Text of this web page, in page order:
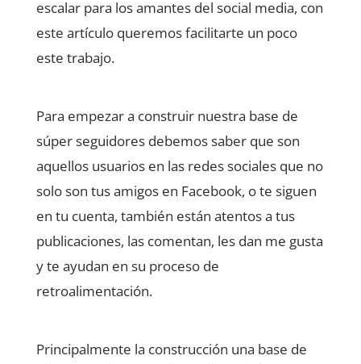
escalar para los amantes del social media, con
este artículo queremos facilitarte un poco
este trabajo.
Para empezar a construir nuestra base de
súper seguidores debemos saber que son
aquellos usuarios en las redes sociales que no
solo son tus amigos en Facebook, o te siguen
en tu cuenta, también están atentos a tus
publicaciones, las comentan, les dan me gusta
y te ayudan en su proceso de
retroalimentación.
Principalmente la construcción una base de